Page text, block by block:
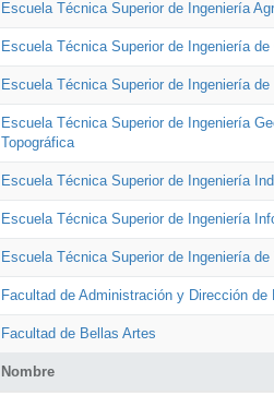
Nombre
Escuela Técnica Superior de Ingeniería
Escuela Técnica Superior de Ingeniería
Escuela Técnica Superior de Ingeniería
Escuela Técnica Superior de Ingeniería
Topográfica
Escuela Técnica Superior de Ingeniería
Escuela Técnica Superior de Ingeniería
Escuela Técnica Superior de Ingeniería
Facultad de Administración y Dirección de
Facultad de Bellas Artes